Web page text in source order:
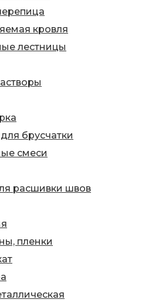
кровля
лестницы
брусчатки
смеси
расшивки швов
пленки